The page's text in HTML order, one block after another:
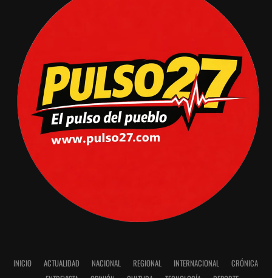
INICIO ACTUALIDAD NACIONAL REGIONAL INTERNACIONAL
CRÓNICA